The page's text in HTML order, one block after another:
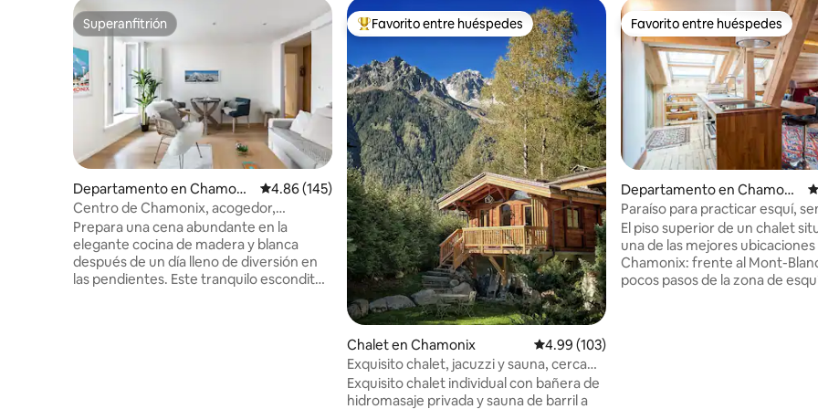
Superanfitrión
Superanfitrión
Departamento en Chamoni
x
Calificación promedio: 4.86 de 5; 145 evaluaciones
4.86 (145)
Centro de Chamonix, acogedor,
elegante apartamento
Prepara una cena abundante en la
elegante cocina de madera y blanca
después de un día lleno de diversión en
las pendientes. Este tranquilo escondite
De los mejores en Favorito entre huéspedes
Favorito entre huéspedes
Chalet en Chamonix Calificación promedio: 4.99 de 5; 103
4.99 (103)
Exquisito chalet, jacuzzi y sauna, cerca
del telesilla
Exquisito chalet individual con bañera de
hidromasaje privada y sauna de barril a
Favorito entre huéspedes
Favorito entre huéspedes
Departamento en Chamoni
x
Paraíso para practicar esquí,
escalada, parapente y ciclismo
El piso superior de un chalet
una de las mejores ubicaciones
Chamonix: frente al Mont-
pocos pasos de la zona de